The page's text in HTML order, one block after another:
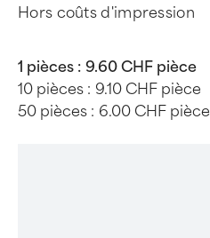
Hors coûts d'impression
1 pièces : 9.60 CHF pièce
10 pièces : 9.10 CHF pièce
50 pièces : 6.00 CHF pièce